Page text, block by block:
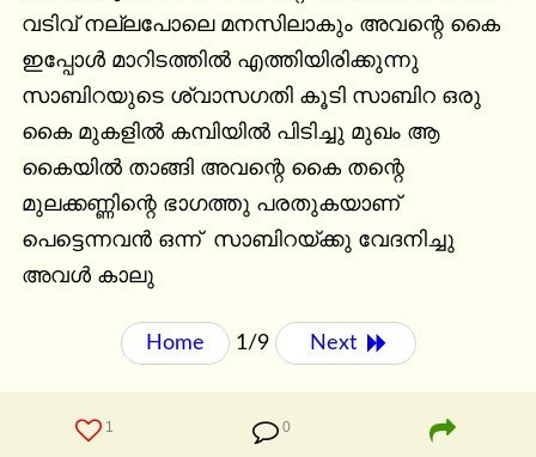
വടിവ് നല്ലപോലെ മനസിലാകും അവന്റെ കൈ
ഇപ്പോൾ മാറിടത്തിൽ എത്തിയിരിക്കുന്നു
സാബിറയുടെ ശ്വാസഗതി കൂടി സാബിറ ഒരു
കൈ മുകളിൽ കമ്പിയിൽ പിടിച്ചു മുഖം ആ
കൈയിൽ താങ്ങി അവന്റെ കൈ തന്റെ
മുലക്കണ്ണിന്റെ ഭാഗത്തു പരതുകയാണ്
പെട്ടെന്നവൻ ഒന്ന്  സാബിറയ്ക്കു വേദനിച്ചു
അവൾ കാലു
Home 1/9 Next
1 0